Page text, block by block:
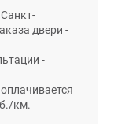
двери -
-
км.